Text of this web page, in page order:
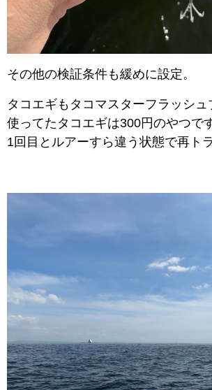
その他の検証条件も緩めに設定。
タコエギもタコマスターフラッシ
使ってたタコエギは300円のやつで
1回目とルアーすら違う状態で再トラ